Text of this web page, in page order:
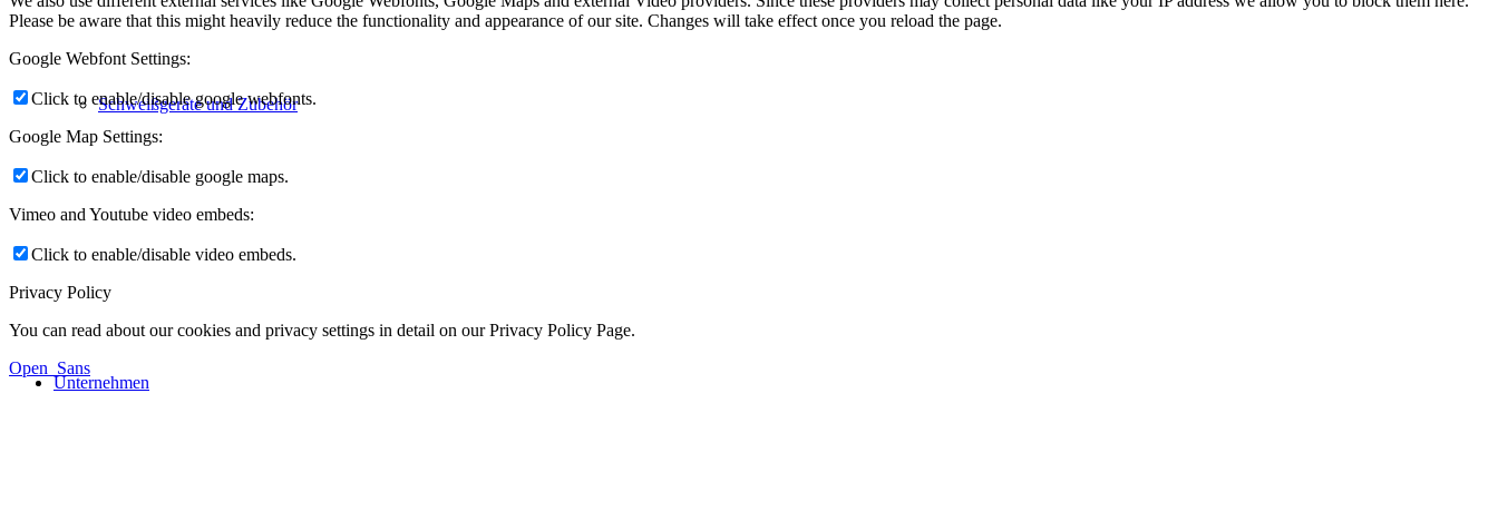
Schweißgeräte und Zubehör
Unternehmen
Please be aware that this might heavily reduce the functionality and appearance of our site. Changes will take effect once you reload the page.
Google Webfont Settings:
Click to enable/disable google webfonts.
Google Map Settings:
Click to enable/disable google maps.
Vimeo and Youtube video embeds:
Click to enable/disable video embeds.
Privacy Policy
You can read about our cookies and privacy settings in detail on our Privacy Policy Page.
Open_Sans